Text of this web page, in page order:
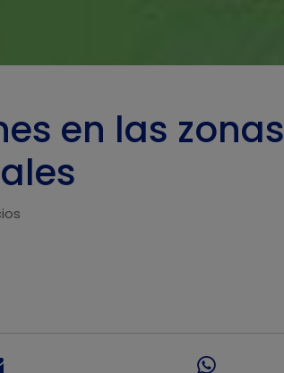
en las zonas